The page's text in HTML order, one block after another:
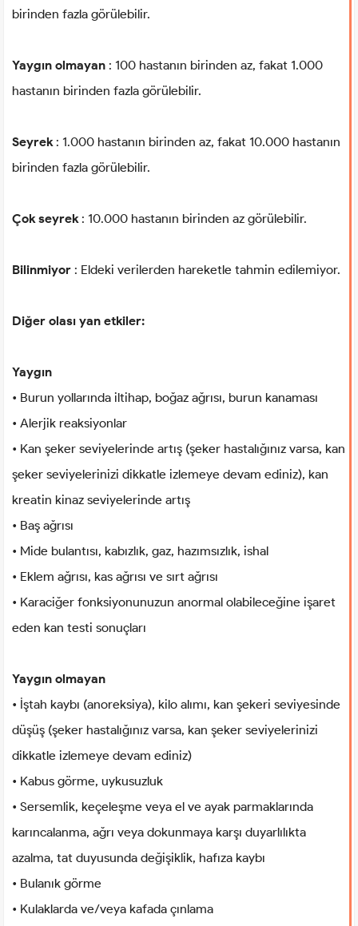
birinden fazla görülebilir.
Yaygın olmayan : 100 hastanın birinden az, fakat 1.000
hastanın birinden fazla görülebilir.
Seyrek : 1.000 hastanın birinden az, fakat 10.000 hastanın
birinden fazla görülebilir.
Çok seyrek : 10.000 hastanın birinden az görülebilir.
Bilinmiyor : Eldeki verilerden hareketle tahmin edilemiyor.
Diğer olası yan etkiler:
Yaygın
• Burun yollarında iltihap, boğaz ağrısı, burun kanaması
• Alerjik reaksiyonlar
• Kan şeker seviyelerinde artış (şeker hastalığınız varsa, kan
şeker seviyelerinizi dikkatle izlemeye devam ediniz), kan
kreatin kinaz seviyelerinde artış
• Baş ağrısı
• Mide bulantısı, kabızlık, gaz, hazımsızlık, ishal
• Eklem ağrısı, kas ağrısı ve sırt ağrısı
• Karaciğer fonksiyonunuzun anormal olabileceğine işaret
eden kan testi sonuçları
Yaygın olmayan
• İştah kaybı (anoreksiya), kilo alımı, kan şekeri seviyesinde
düşüş (şeker hastalığınız varsa, kan şeker seviyelerinizi
dikkatle izlemeye devam ediniz)
• Kabus görme, uykusuzluk
• Sersemlik, keçeleşme veya el ve ayak parmaklarında
karıncalanma, ağrı veya dokunmaya karşı duyarlılıkta
azalma, tat duyusunda değişiklik, hafıza kaybı
• Bulanık görme
• Kulaklarda ve/veya kafada çınlama